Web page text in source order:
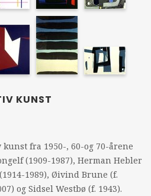
KUNST
fra 1950-, 60-og 70-årene
(1909-1987), Herman Hebler
1989), Øivind Brune (f.
og Sidsel Westbø (f. 1943).